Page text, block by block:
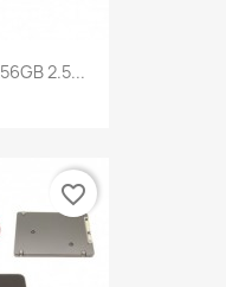
2.5...
favorite_border